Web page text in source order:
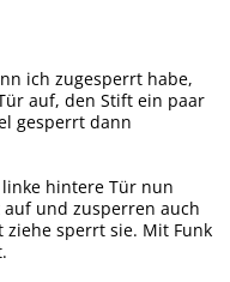
ich zugesperrt habe,
auf, den Stift ein paar
gesperrt dann
hintere Tür nun
und zusperren auch
ziehe sperrt sie. Mit Funk